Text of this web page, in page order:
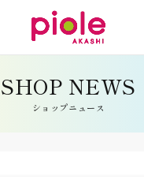
ショップニュース